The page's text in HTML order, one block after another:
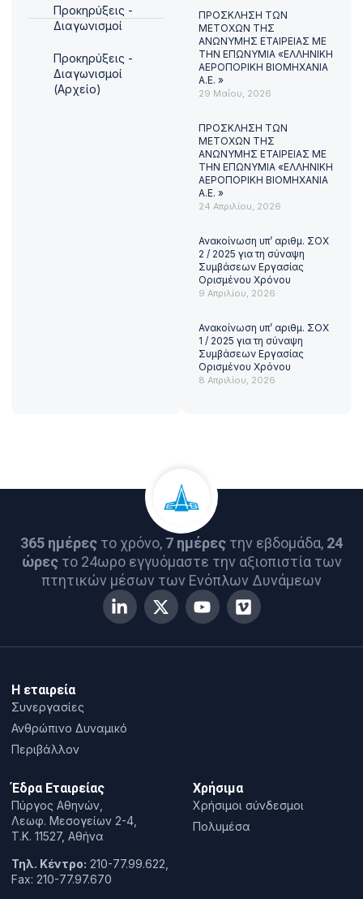
Προκηρύξεις -
Διαγωνισμοί
Προκηρύξεις -
Διαγωνισμοί
(Αρχείο)
ΠΡΟΣΚΛΗΣΗ ΤΩΝ
ΜΕΤΟΧΩΝ ΤΗΣ
ΑΝΩΝΥΜΗΣ ΕΤΑΙΡΕΙΑΣ ΜΕ
ΤΗΝ ΕΠΩΝΥΜΙΑ «ΕΛΛΗΝΙΚΗ
ΑΕΡΟΠΟΡΙΚΗ ΒΙΟΜΗΧΑΝΙΑ
Α.Ε. »
29 Μαΐου, 2026
ΠΡΟΣΚΛΗΣΗ ΤΩΝ
ΜΕΤΟΧΩΝ ΤΗΣ
ΑΝΩΝΥΜΗΣ ΕΤΑΙΡΕΙΑΣ ΜΕ
ΤΗΝ ΕΠΩΝΥΜΙΑ «ΕΛΛΗΝΙΚΗ
ΑΕΡΟΠΟΡΙΚΗ ΒΙΟΜΗΧΑΝΙΑ
Α.Ε. »
24 Απριλίου, 2026
Ανακοίνωση υπ’ αριθμ. ΣΟΧ
2 / 2025 για τη σύναψη
Συμβάσεων Εργασίας
Ορισμένου Χρόνου
9 Απριλίου, 2026
Ανακοίνωση υπ’ αριθμ. ΣΟΧ
1 / 2025 για τη σύναψη
Συμβάσεων Εργασίας
Ορισμένου Χρόνου
8 Απριλίου, 2026
365 ημέρες το χρόνο, 7 ημέρες την εβδομάδα, 24
ώρεςτο 24ωρο εγγυόμαστε την αξιοπιστία των
πτητικών μέσων των Ενόπλων Δυνάμεων
Έδρα Εταιρείας
Πύργος Αθηνών,
Λεωφ. Μεσογείων 2-4,
T.K. 11527, Αθήνα
Τηλ. Κέντρο: 210-77.99.622,
Fax: 210-77.97.670
Η εταιρεία
Συνεργασίες
Ανθρώπινο Δυναμικό
Περιβάλλον
Χρήσιμα
Χρήσιμοι σύνδεσμοι
Πολυμέσα